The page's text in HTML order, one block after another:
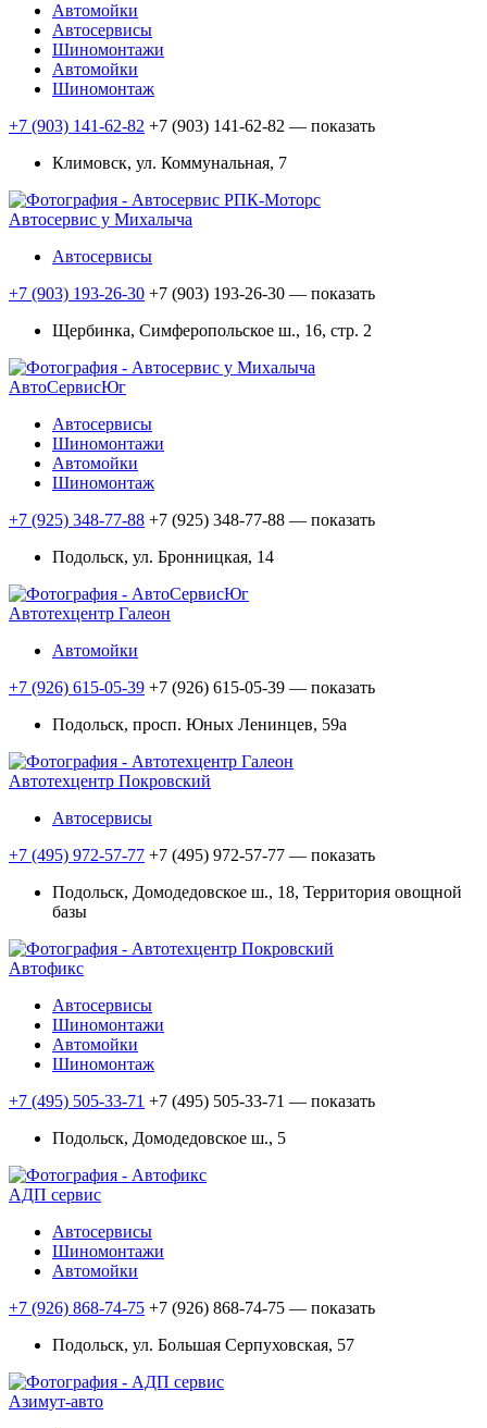
Автомойки
Автосервисы
Шиномонтажи
Автомойки
Шиномонтаж
+7 (903) 141-62-82 +7 (903) 141-62-82 — показать
Климовск, ул. Коммунальная, 7
Автосервис у Михалыча
Автосервисы
+7 (903) 193-26-30 +7 (903) 193-26-30 — показать
Щербинка, Симферопольское ш., 16, стр. 2
АвтоСервисЮг
Автосервисы
Шиномонтажи
Автомойки
Шиномонтаж
+7 (925) 348-77-88 +7 (925) 348-77-88 — показать
Подольск, ул. Бронницкая, 14
Автотехцентр Галеон
Автомойки
+7 (926) 615-05-39 +7 (926) 615-05-39 — показать
Подольск, просп. Юных Ленинцев, 59а
Автотехцентр Покровский
Автосервисы
+7 (495) 972-57-77 +7 (495) 972-57-77 — показать
Подольск, Домодедовское ш., 18, Территория овощной
базы
Автофикс
Автосервисы
Шиномонтажи
Автомойки
Шиномонтаж
+7 (495) 505-33-71 +7 (495) 505-33-71 — показать
Подольск, Домодедовское ш., 5
АДП сервис
Автосервисы
Шиномонтажи
Автомойки
+7 (926) 868-74-75 +7 (926) 868-74-75 — показать
Подольск, ул. Большая Серпуховская, 57
Азимут-авто